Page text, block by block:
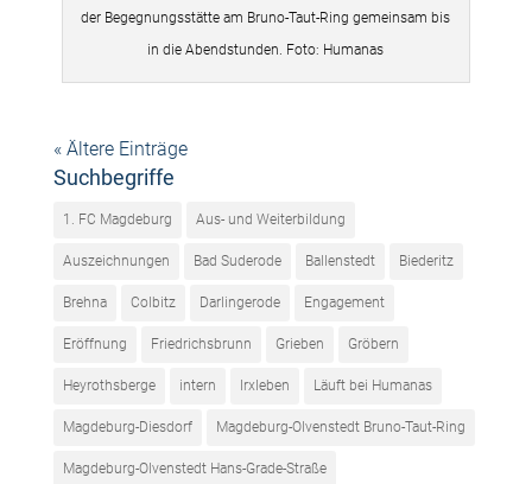
der Begegnungsstätte am Bruno-Taut-Ring gemeinsam bis
in die Abendstunden. Foto: Humanas
« Ältere Einträge
Suchbegriffe
1. FC Magdeburg Aus- und Weiterbildung
Auszeichnungen Bad Suderode Ballenstedt Biederitz
Brehna Colbitz Darlingerode Engagement
Eröffnung Friedrichsbrunn Grieben Gröbern
Heyrothsberge intern Irxleben Läuft bei Humanas
Magdeburg-Diesdorf Magdeburg-Olvenstedt Bruno-Taut-Ring
Magdeburg-Olvenstedt Hans-Grade-Straße